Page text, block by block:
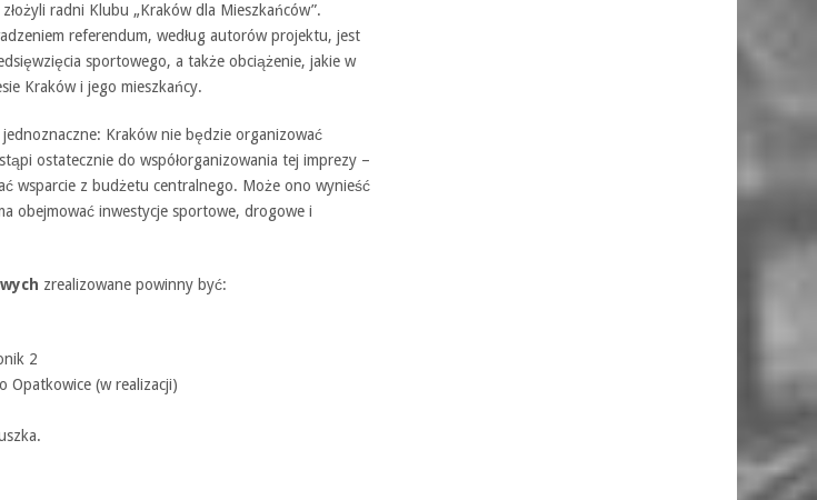
radni Klubu „Kraków dla Mieszkańców”.
referendum, według autorów projektu, jest
sportowego, a także obciążenie, jakie w
Kraków i jego mieszkańcy.
Kraków nie będzie organizować
ostatecznie do współorganizowania tej imprezy –
wsparcie z budżetu centralnego. Może ono wynieść
obejmować inwestycje sportowe, drogowe i
zrealizowane powinny być:
2
Opatkowice (w realizacji)